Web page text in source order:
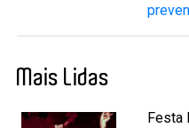
Mais Lidas
Festa